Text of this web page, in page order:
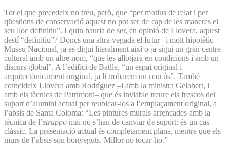
Tot el que precedeix no treu, però, que “per motius de relat i per
qüestions de conservació aquest no pot ser de cap de les maneres el
seu lloc definitiu”. I quin hauria de ser, en opinió de Llovera, aquest
destí “definitiu”? Doncs una altra vegada el futur –i molt hipotètic–
Museu Nacional, ja es digui literalment així o ja sigui un gran centre
cultural amb un altre nom, “que les allotjarà en condicions i amb un
discurs global”. A l’edifici de Batlle, “un espai original i
arquitectònicament original, ja li trobarem un nou ús”. També
coincideix Llovera amb Rodríguez –i amb la ministra Gelabert, i
amb els tècnics de Patrimoni– que és inviable treure els frescos del
suport d’alumini actual per reubicar-los a l’emplaçament original, a
l’absis de Santa Coloma: “Les pintures murals arrencades amb la
tècnica de l’strappo mai no s’han de canviar de suport: és un cas
clàssic. La presentació actual és completament plana, mentre que els
murs de l’absis són bonyeguts. Millor no tocar-ho.”